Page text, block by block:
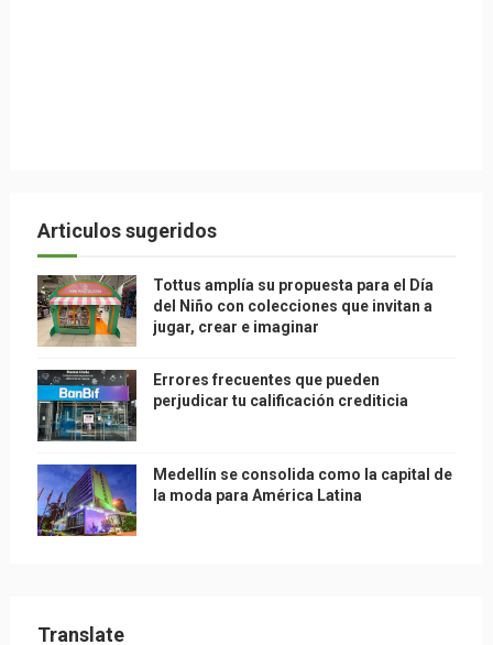
Articulos sugeridos
Tottus amplía su propuesta para el Día
del Niño con colecciones que invitan a
jugar, crear e imaginar
Errores frecuentes que pueden
perjudicar tu calificación crediticia
Medellín se consolida como la capital de
la moda para América Latina
Translate